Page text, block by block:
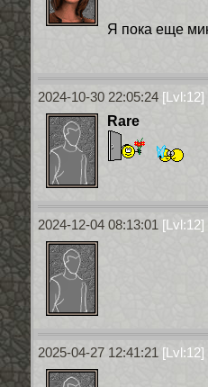
Я пока еще
2024-10-30 22:05:24 [Lvl:12]
Rare
2024-12-04 08:13:01 [Lvl:12]
2025-04-27 12:41:21 [Lvl:12]